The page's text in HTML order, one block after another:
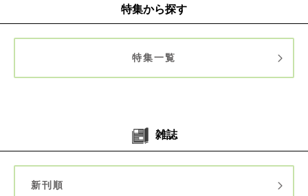
特集から探す
特集一覧
雑誌
新刊順